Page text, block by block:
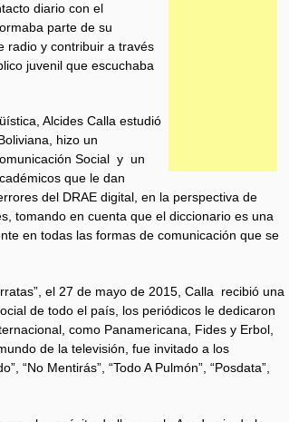
diario con el
parte de su
radio y contribuir a través
juvenil que escuchaba
Alcides Calla estudió
hizo un
Social y un
que le dan
del DRAE digital, en la perspectiva de
tomando en cuenta que el diccionario es una
en todas las formas de comunicación que se
el 27 de mayo de 2015, Calla recibió una
de todo el país, los periódicos le dedicaron
como Panamericana, Fides y Erbol,
de la televisión, fue invitado a los
“No Mentirás”, “Todo A Pulmón”, “Posdata”,